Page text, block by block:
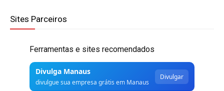
Sites Parceiros
Ferramentas e sites recomendados
Divulga Manaus
divulgue sua empresa grátis em Manaus
Divulgar